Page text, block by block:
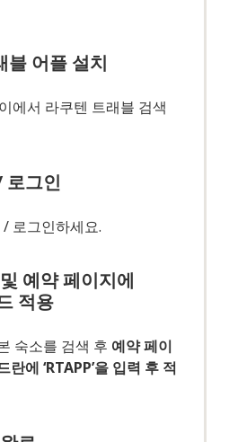
블 어플 설치
에서 라쿠텐 트래블 검색
로그인
로그인하세요.
예약 페이지에
적용
숙소를 검색 후 예약 페이
에 ‘RTAPP’을 입력 후 적